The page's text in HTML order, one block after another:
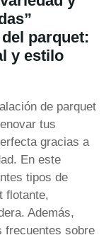
parquet:
y estilo
de parquet
tus
gracias a
En este
tipos de
flotante,
Además,
frecuentes sobre